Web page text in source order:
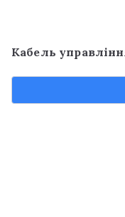
Кабель